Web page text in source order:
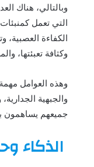
وبالتالي، هناك
التي تعمل كمنبئات
الكفاءة العصبية،
وكثافة تعبئتها،
وهذه العوامل
والجبهية
جميعهم يساهمون
الذكاء